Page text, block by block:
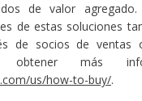
de valor
de estas soluciones
de socios de ventas
obtener más
us/how-to-buy/.